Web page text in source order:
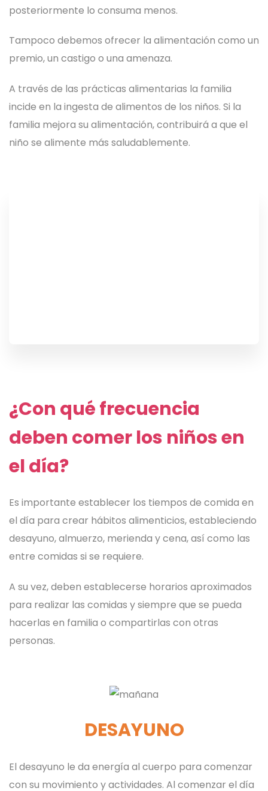
posteriormente lo consuma menos.
Tampoco debemos ofrecer la alimentación como un
premio, un castigo o una amenaza.
A través de las prácticas alimentarias la familia
incide en la ingesta de alimentos de los niños. Si la
familia mejora su alimentación, contribuirá a que el
niño se alimente más saludablemente.
¿Con qué frecuencia
deben comer los niños en
el día?
Es importante establecer los tiempos de comida en
el día para crear hábitos alimenticios, estableciendo
desayuno, almuerzo, merienda y cena, así como las
entre comidas si se requiere.
A su vez, deben establecerse horarios aproximados
para realizar las comidas y siempre que se pueda
hacerlas en familia o compartirlas con otras
personas.
DESAYUNO
El desayuno le da energía al cuerpo para comenzar
con su movimiento y actividades. Al comenzar el día